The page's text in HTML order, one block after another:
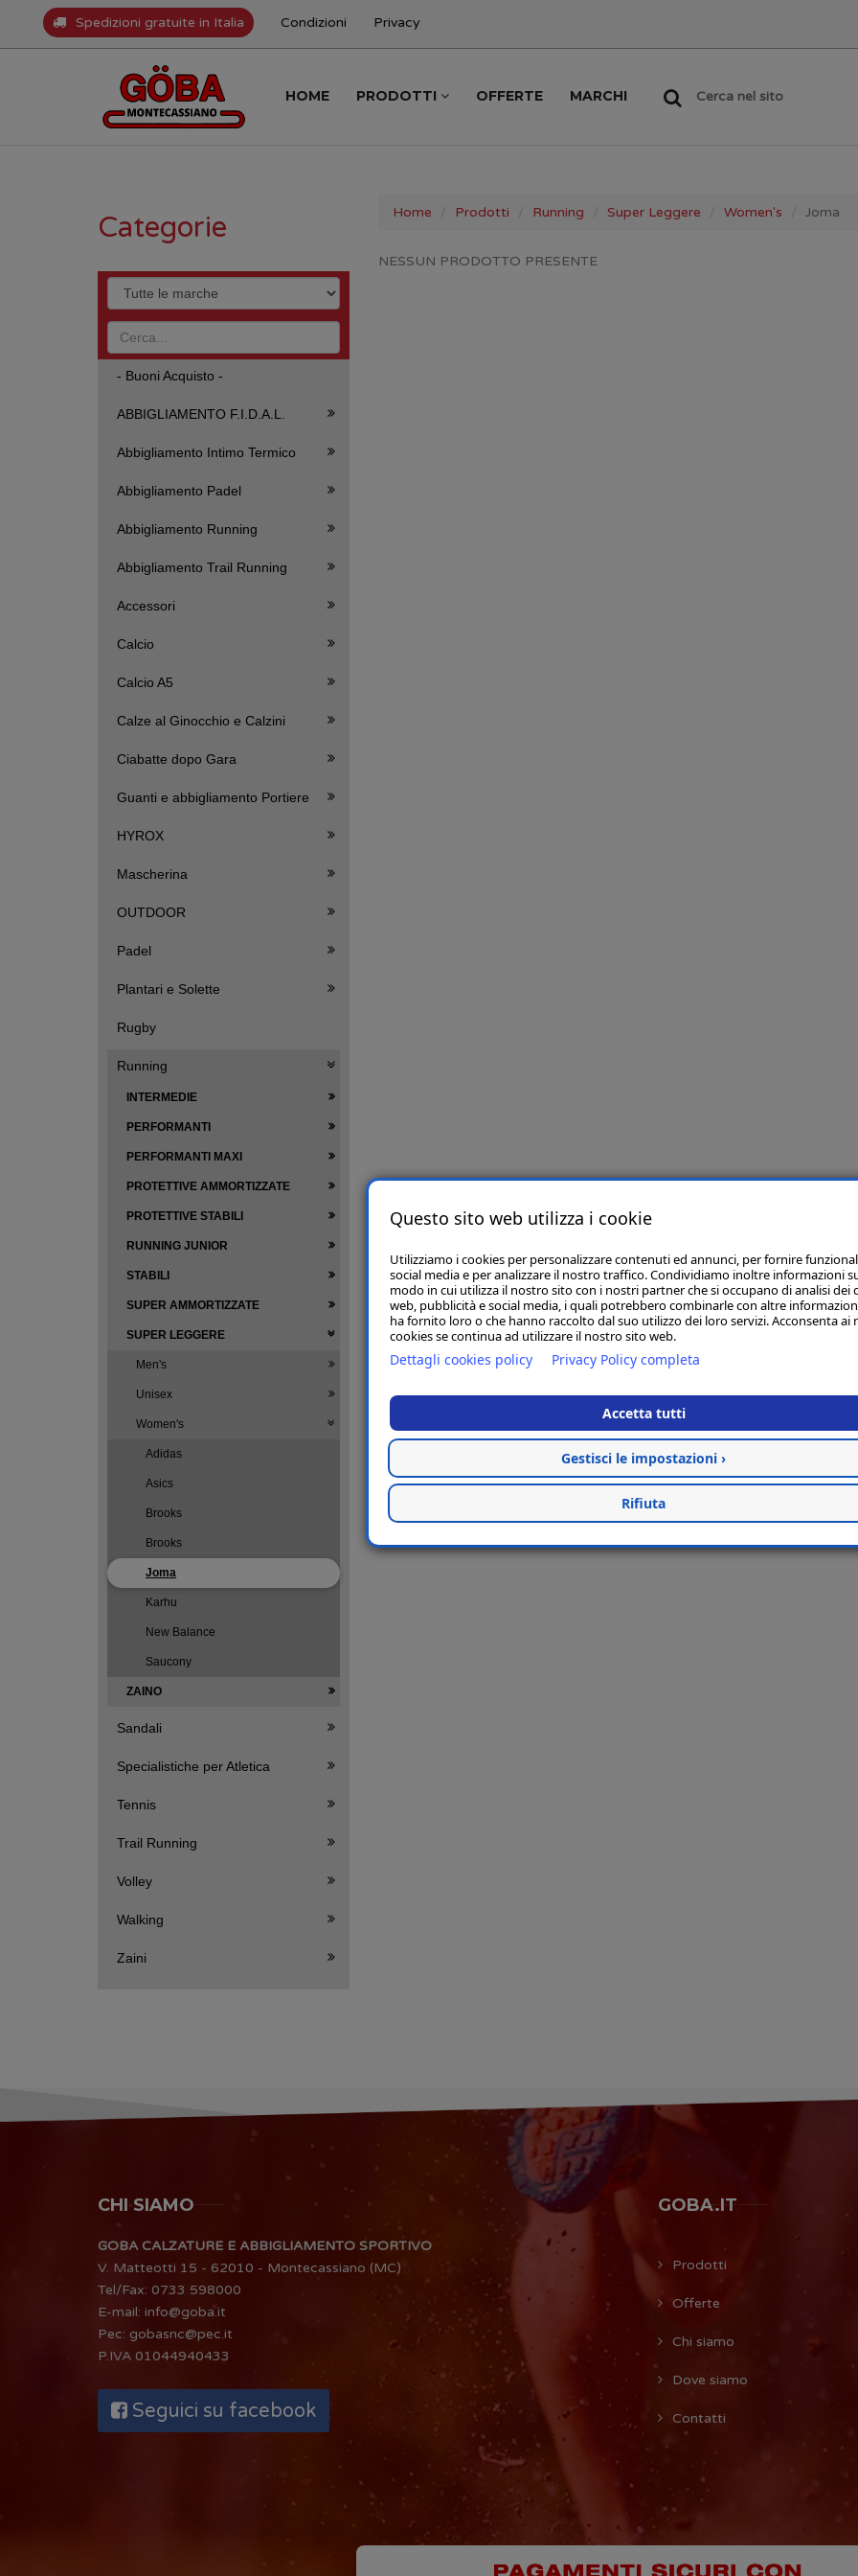
Spedizioni gratuite in Italia Condizioni Privacy
HOME PRODOTTI OFFERTE MARCHI Cerca nel sito
Home Prodotti Running Super Leggere Women's Joma
NESSUN PRODOTTO PRESENTE
Categorie
- Buoni Acquisto -
ABBIGLIAMENTO F.I.D.A.L.
Abbigliamento Intimo Termico
Abbigliamento Padel
Abbigliamento Running
Abbigliamento Trail Running
Accessori
Calcio
Calcio A5
Calze al Ginocchio e Calzini
Ciabatte dopo Gara
Guanti e abbigliamento Portiere
HYROX
Mascherina
OUTDOOR
Padel
Plantari e Solette
Rugby
Running
INTERMEDIE
PERFORMANTI
PERFORMANTI MAXI
PROTETTIVE AMMORTIZZATE
PROTETTIVE STABILI
RUNNING JUNIOR
STABILI
SUPER AMMORTIZZATE
SUPER LEGGERE
Men's
Unisex
Women's
Adidas
Asics
Brooks
Brooks
Joma
Karhu
New Balance
Saucony
ZAINO
Sandali
Specialistiche per Atletica
Tennis
Trail Running
Volley
Walking
Zaini
CHI SIAMO
GOBA CALZATURE E ABBIGLIAMENTO SPORTIVO
V. Matteotti 15 - 62010 - Montecassiano (MC)
Tel/Fax: 0733 598000
E-mail: info@goba.it
Pec: gobasnc@pec.it
P.IVA 01044940433
Seguici su facebook
GOBA.IT
Prodotti
Offerte
Chi siamo
Dove siamo
Contatti
Questo sito web utilizza i cookie
Utilizziamo i cookies per personalizzare contenuti ed annunci, per fornire
social media e per analizzare il nostro traffico. Condividiamo inoltre informazioni
modo in cui utilizza il nostro sito con i nostri partner che si occupano di analisi dei
web, pubblicità e social media, i quali potrebbero combinarle con altre
ha fornito loro o che hanno raccolto dal suo utilizzo dei loro servizi. Acconsenta ai
cookies se continua ad utilizzare il nostro sito web.
Dettagli cookies policy Privacy Policy completa
Accetta tutti
Gestisci le impostazioni ›
Rifiuta